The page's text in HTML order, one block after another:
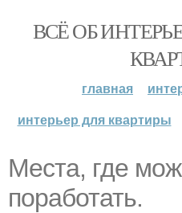
ВСЁ ОБ
главная
интерьер для квартиры
Места, где
поработать.